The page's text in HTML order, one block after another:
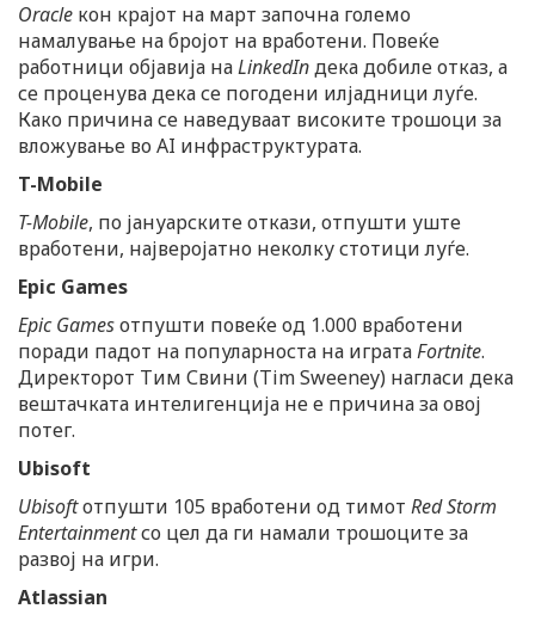
Oracle кон крајот на март започна големо
намалување на бројот на вработени. Повеќе
работници објавија наLinkedInдека добиле отказ, а
се проценува дека се погодени илјадници луѓе.
Како причина се наведуваат високите трошоци за
вложување во AI инфраструктурата.
T-Mobile
T-Mobile, по јануарските откази, отпушти уште
вработени, најверојатно неколку стотици луѓе.
Epic Games
Epic Gamesотпушти повеќе од 1.000 вработени
поради падот на популарноста на игратаFortnite.
Директорот Тим Свини (Tim Sweeney) нагласи дека
вештачката интелигенција не е причина за овој
потег.
Ubisoft
Ubisoftотпушти 105 вработени од тимот Red Storm
Entertainmentсо цел да ги намали трошоците за
развој на игри.
Atlassian